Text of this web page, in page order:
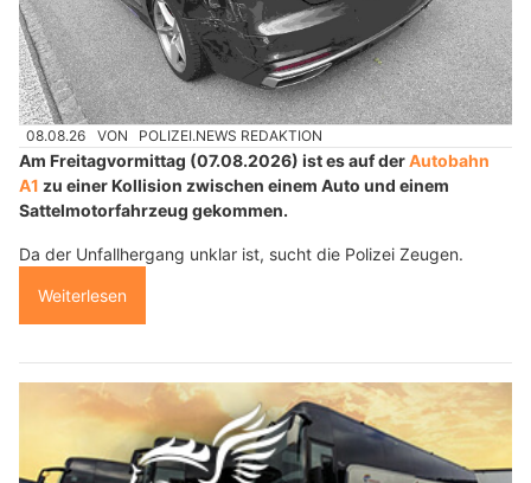
08.08.26 VON POLIZEI.NEWS REDAKTION
Am Freitagvormittag (07.08.2026) ist es auf derAutobahn
A1 zu einer Kollision zwischen einem Auto und einem
Sattelmotorfahrzeug gekommen.
Da der Unfallhergang unklar ist, sucht die Polizei Zeugen.
Weiterlesen